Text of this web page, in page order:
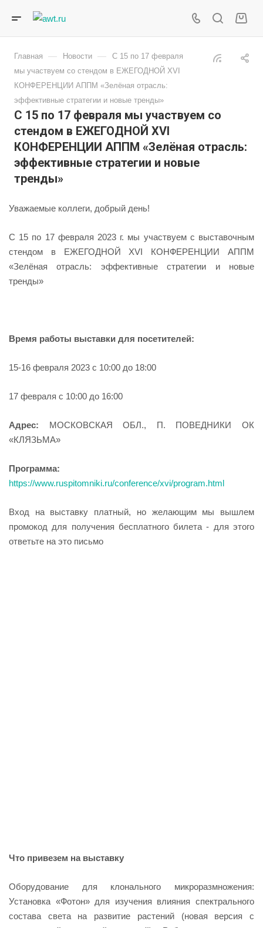
Главная — Новости —
С 15 по 17 февраля
мы участвуем со стендом в ЕЖЕГОДНОЙ XVI
КОНФЕРЕНЦИИ АППМ «Зелёная отрасль:
эффективные стратегии и новые тренды»
С 15 по 17 февраля мы участвуем со
стендом в ЕЖЕГОДНОЙ XVI
КОНФЕРЕНЦИИ АППМ «Зелёная отрасль:
эффективные стратегии и новые
тренды»
Уважаемые коллеги, добрый день!
С 15 по 17 февраля 2023 г. мы участвуем с выставочным
стендом в ЕЖЕГОДНОЙ XVI КОНФЕРЕНЦИИ АППМ
«Зелёная отрасль: эффективные стратегии и новые
тренды»
Время работы выставки для посетителей:
15-16 февраля 2023 с 10:00 до 18:00
17 февраля с 10:00 до 16:00
Адрес: МОСКОВСКАЯ ОБЛ., П. ПОВЕДНИКИ ОК
«КЛЯЗЬМА»
Программа:
https://www.ruspitomniki.ru/conference/xvi/program.html
Вход на выставку платный, но желающим мы вышлем
промокод для получения бесплатного билета - для этого
ответьте на это письмо
Что привезем на выставку
Оборудование для клонального микроразмножения:
Установка «Фотон» для изучения влияния спектрального
состава света на развитие растений (новая версия с